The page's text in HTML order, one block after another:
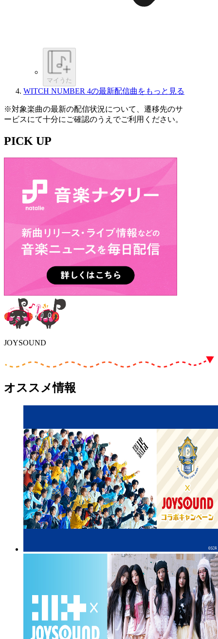
マイうた
WITCH NUMBER 4の最新配信曲をもっと見る
※対象楽曲の最新の配信状況について、遷移先のサ
ービスにて十分にご確認のうえでご利用ください。
PICK UP
JOYSOUND
オススメ情報